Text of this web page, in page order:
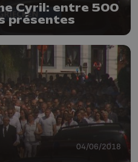
Cyril: entre 500
présentes
04/06/2018